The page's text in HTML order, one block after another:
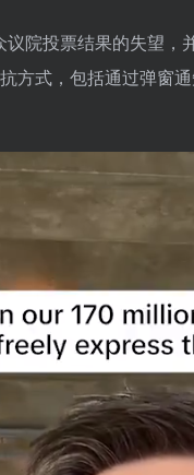
院投票结果的失望，
方式，包括通过弹窗